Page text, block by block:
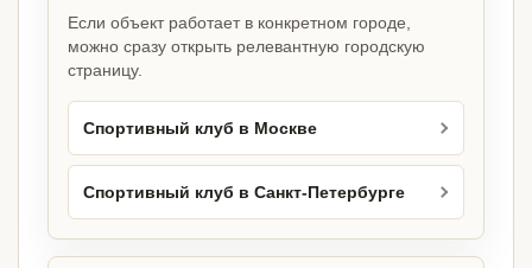
Если объект работает в конкретном городе,
можно сразу открыть релевантную городскую
страницу.
Спортивный клуб в Москве
Спортивный клуб в Санкт-Петербурге